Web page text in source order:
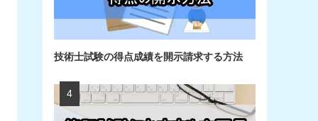
技術士試験の得点成績を開示請求する方法